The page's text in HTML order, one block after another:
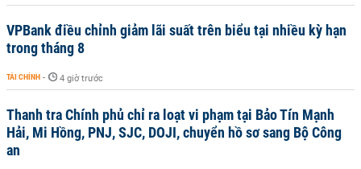
VPBank điều chỉnh giảm lãi suất trên biểu tại nhiều kỳ hạn
trong tháng 8
TÀI CHÍNH - 4 giờ trước
Thanh tra Chính phủ chỉ ra loạt vi phạm tại Bảo Tín Mạnh
Hải, Mi Hồng, PNJ, SJC, DOJI, chuyển hồ sơ sang Bộ Công
an